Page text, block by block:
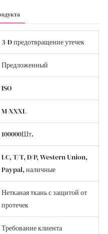
3-D предотвращение утечек
Предложенный
ISO
M-XXXL
100000Шт.
LC, T/T, D/P, Western Union,
Paypal, наличные
Нетканая ткань с защитой от
протечек
Требование клиента